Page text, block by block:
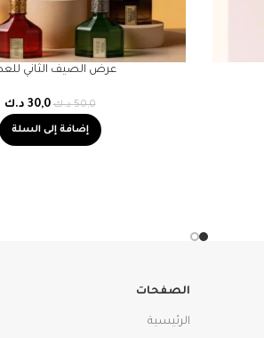
عرض الصيف الثاني
50,0 د.ك 30,0 د.ك
إضافة إلى السلة
الصفحات
الرئيسية